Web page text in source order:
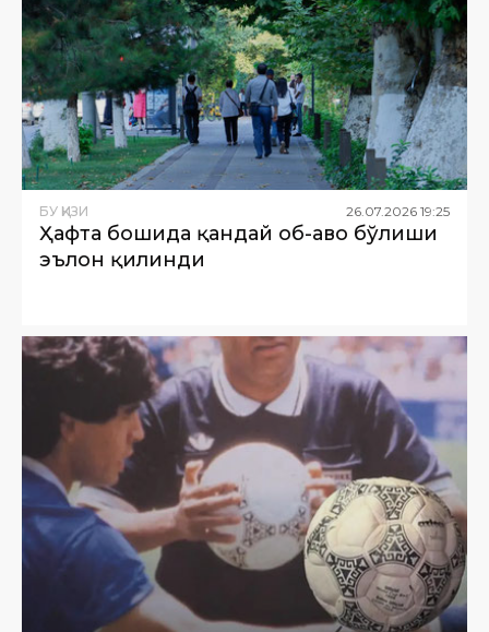
БУ ҚИЗИҚ 26.07.2026 19:25
Ҳафта бошида қандай об-ҳаво бўлиши
эълон қилинди